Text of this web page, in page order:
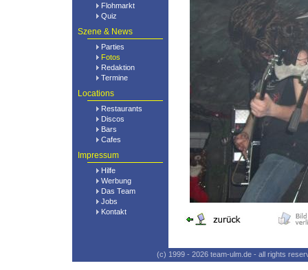
Flohmarkt
Quiz
Szene & News
Parties
Fotos
Redaktion
Termine
Locations
Restaurants
Discos
Bars
Cafes
Impressum
Hilfe
Werbung
Das Team
Jobs
Kontakt
(c) 1999 - 2026 team-ulm.de - all rights